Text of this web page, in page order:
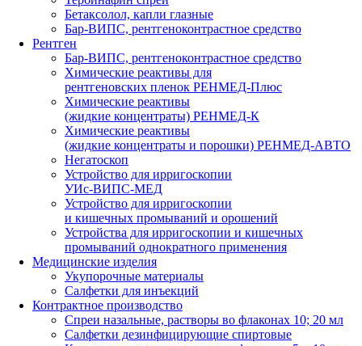
Бетаксолол, капли глазные
Бар-ВИПС, рентгеноконтрастное средство
Рентген
Бар-ВИПС, рентгеноконтрастное средство
Химические реактивы для
рентгеновских пленок РЕНМЕД-Плюс
Химические реактивы
(жидкие концентраты) РЕНМЕД-К
Химические реактивы
(жидкие концентраты и порошки) РЕНМЕД-АВТО
Негатоскоп
Устройство для ирригоскопии
УИс-ВИПС-МЕД
Устройство для ирригоскопии
и кишечных промываний и орошений
Устройства для ирригоскопии и кишечных
промываний однократного применения
Медицинские изделия
Укупорочные материалы
Салфетки для инъекций
Контрактное производство
Спреи назальные, растворы во флаконах 10; 20 мл
Салфетки дезинфицирующие спиртовые